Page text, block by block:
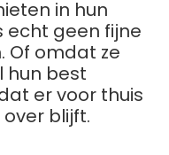
in hun
echt geen fijne
Of omdat ze
hun best
er voor thuis
blijft.